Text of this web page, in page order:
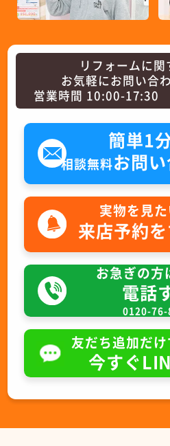
リフォームに
お気軽にお問い合
営業時間 10:00-17:30
簡単1
相談無料お問
実物を見
来店予約
お急ぎの方
電話
0120-76-
友だち追加だ
今すぐ